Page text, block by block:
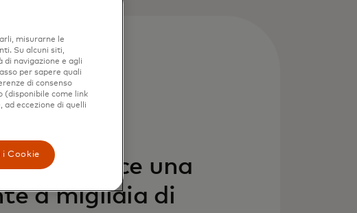
fornisce una
a migliaia di
misurarne le
Su alcuni siti,
navigazione e agli
per sapere quali
di consenso
(disponibile come link
eccezione di quelli
i Cookie